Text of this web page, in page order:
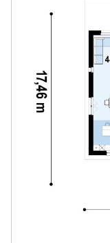
Проект Zx269el
которые хотят
комфортный дом